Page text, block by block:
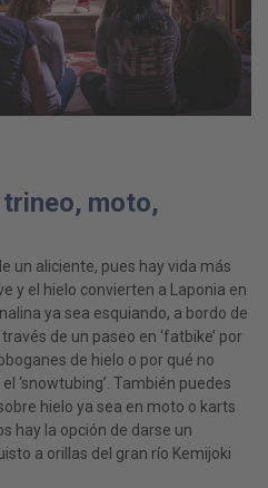
moto,
un aliciente, pues hay vida más
y el hielo convierten a Laponia en
ya sea esquiando, a bordo de
de un paseo en ‘fatbike’ por
de hielo o por qué no
‘snowtubing’. También puedes
hielo ya sea en moto o karts
hay la opción de darse un
a orillas del gran río Kemijoki